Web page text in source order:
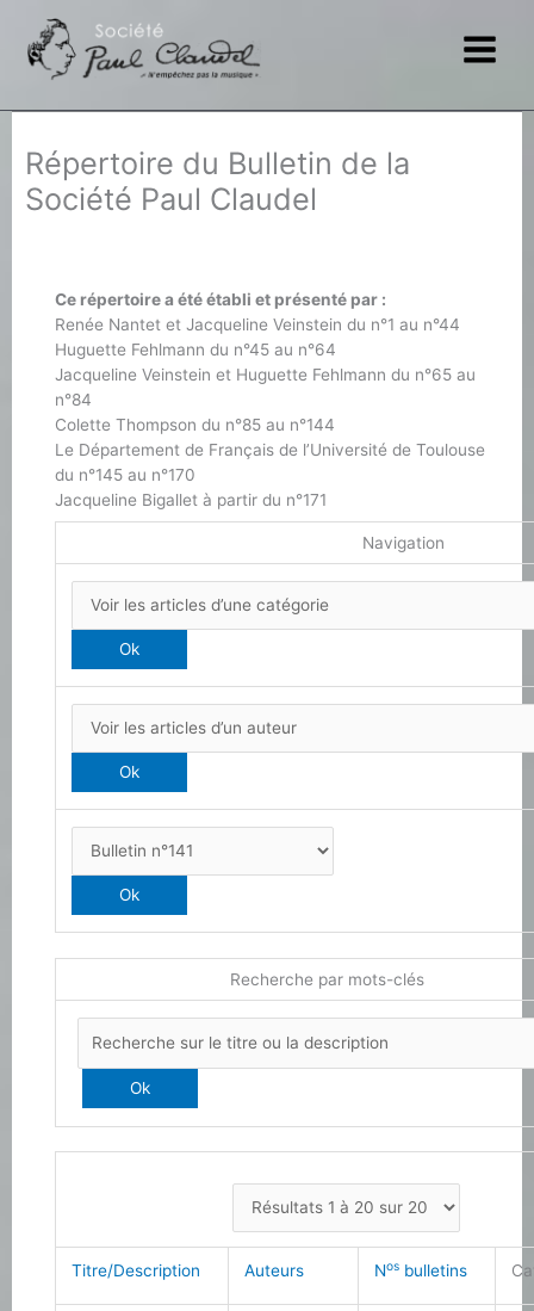
contenu
Répertoire du Bulletin de la
Société Paul Claudel
Ce répertoire a été établi et présenté par :
Renée Nantet et Jacqueline Veinstein du n°1 au n°44
Huguette Fehlmann du n°45 au n°64
Jacqueline Veinstein et Huguette Fehlmann du n°65 au
n°84
Colette Thompson du n°85 au n°144
Le Département de Français de l’Université de Toulouse
du n°145 au n°170
Jacqueline Bigallet à partir du n°171
Navigation
Recherche par mots-clés
Titre/Description Auteurs Nos bulletins